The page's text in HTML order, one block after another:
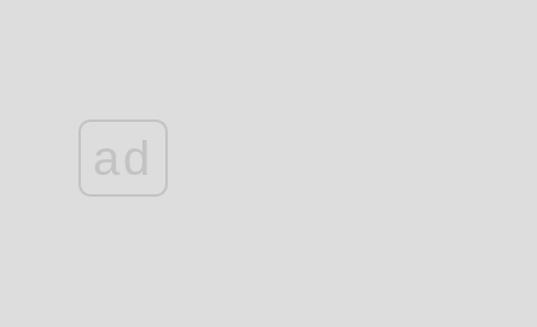
ad